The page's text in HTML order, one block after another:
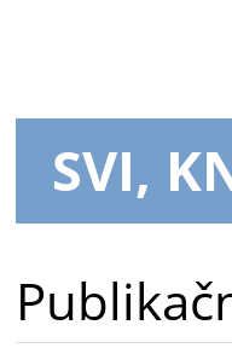
SVI,